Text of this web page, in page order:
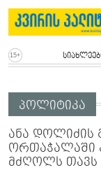
პოლიტიკა
ანა დოლიძის
ორთაჭალაში
მძღოლს თავს